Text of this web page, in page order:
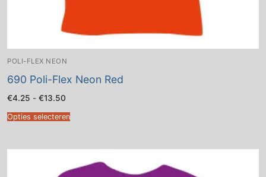
POLI-FLEX NEON
690 Poli-Flex Neon Red
€4.25 - €13.50
tot
€13.50
Opties selecteren